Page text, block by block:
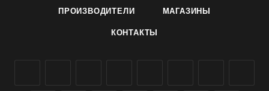
ПРОИЗВОДИТЕЛИ МАГАЗИНЫ
КОНТАКТЫ